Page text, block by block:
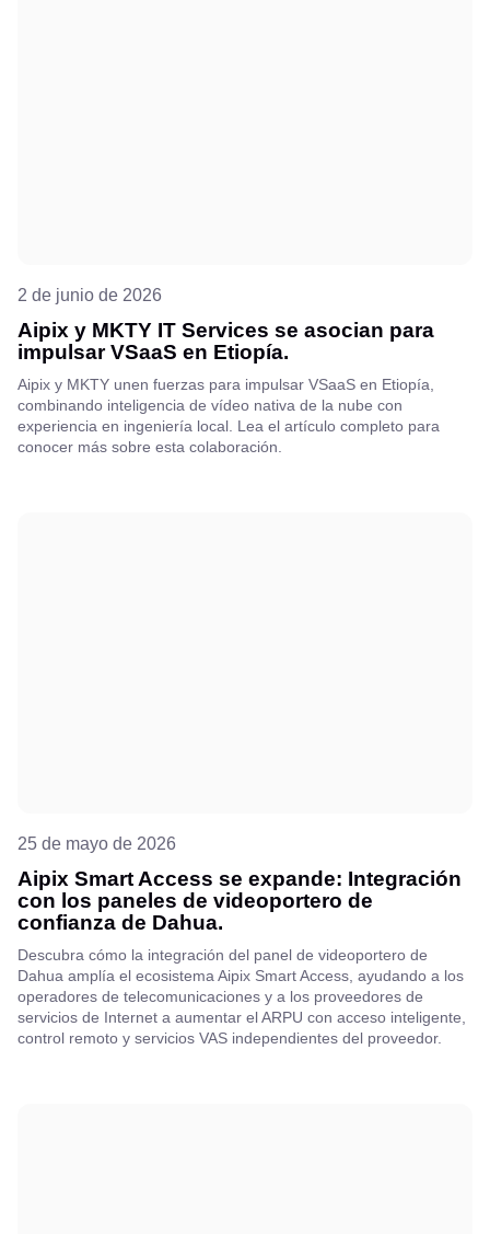
2 de junio de 2026
Aipix y MKTY IT Services se asocian para
impulsar VSaaS en Etiopía.
Aipix y MKTY unen fuerzas para impulsar VSaaS en Etiopía,
combinando inteligencia de vídeo nativa de la nube con
experiencia en ingeniería local. Lea el artículo completo para
conocer más sobre esta colaboración.
25 de mayo de 2026
Aipix Smart Access se expande: Integración
con los paneles de videoportero de
confianza de Dahua.
Descubra cómo la integración del panel de videoportero de
Dahua amplía el ecosistema Aipix Smart Access, ayudando a los
operadores de telecomunicaciones y a los proveedores de
servicios de Internet a aumentar el ARPU con acceso inteligente,
control remoto y servicios VAS independientes del proveedor.